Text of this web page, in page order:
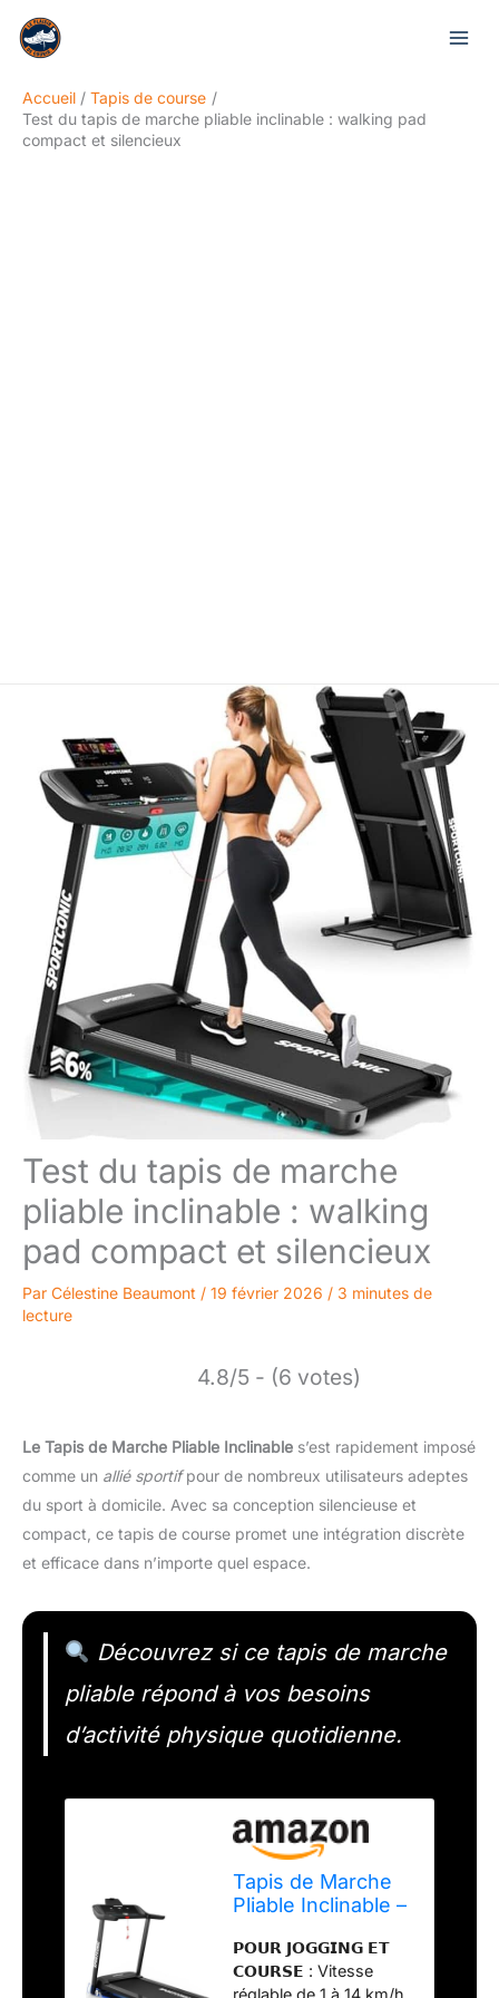
Accueil
Tapis de course
Test du tapis de marche pliable inclinable : walking pad
compact et silencieux
Test du tapis de marche
pliable inclinable : walking
pad compact et silencieux
Par Célestine Beaumont / 19 février 2026 / 3 minutes de
lecture
4.8/5 - (6 votes)
Le Tapis de Marche Pliable Inclinable s’est rapidement imposé
comme un allié sportifpour de nombreux utilisateurs adeptes
du sport à domicile. Avec sa conception silencieuse et
compact, ce tapis de course promet une intégration discrète
et efficace dans n’importe quel espace.
Découvrez si ce tapis de marche
pliable répond à vos besoins
d’activité physique quotidienne.
Tapis de Marche
Pliable Inclinable –
Silencieux avec
Télécommande –
𝗣𝗢𝗨𝗥 𝗝𝗢𝗚𝗚𝗜𝗡𝗚 𝗘𝗧
𝗖𝗢𝗨𝗥𝗦𝗘 : Vitesse
Rechercher